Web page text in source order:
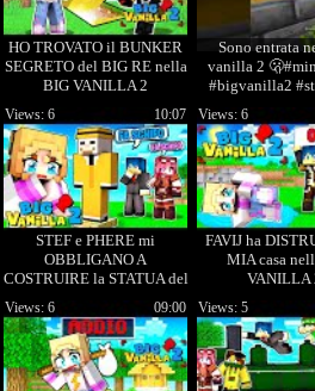
HO TROVATO il BUNKER
SEGRETO del BIG RE nella
BIG VANILLA 2
Sono entrata
vanilla 2
#bigvanilla2
STEF e PHERE mi
OBBLIGANO A
COSTRUIRE la STATUA del
BIG LADRO nella BIG
VANILLA 2
10:07
Views: 6
FAVIJ ha
MIA casa
VANILLA
Views: 6
09:00
Views: 6 Views: 5